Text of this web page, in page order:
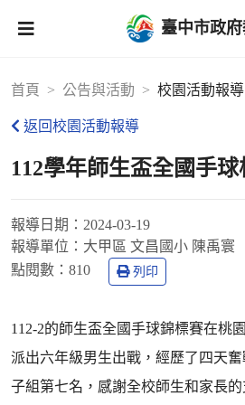
臺中市政
首頁 公告與活動 校園活動報導
返回校園活動報導
112學年師生盃全國手球
報導日期： 2024-03-19
報導單位： 大甲區 文昌國小 陳禹寰
點閱數： 810 列印
112-2的師生盃全國手球錦標賽在桃
派出六年級男生出戰，經歷了四天
子組第七名，感謝全校師生和家長的